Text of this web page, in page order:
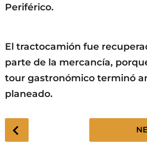
Periférico.
El tractocamión fue
parte de la mercancía,
tour gastronómico terminó
planeado.
P
o